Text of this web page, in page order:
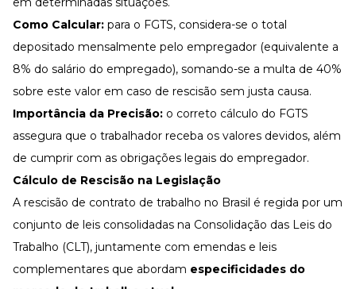
Como Calcular: para o FGTS, considera-se o total
depositado mensalmente pelo empregador (equivalente a
8% do salário do empregado), somando-se a multa de 40%
sobre este valor em caso de rescisão sem justa causa.
Importância da Precisão: o correto cálculo do FGTS
assegura que o trabalhador receba os valores devidos, além
de cumprir com as obrigações legais do empregador.
Cálculo de Rescisão na Legislação
A rescisão de contrato de trabalho no Brasil é regida por um
conjunto de leis consolidadas na Consolidação das Leis do
Trabalho (CLT), juntamente com emendas e leis
complementares que abordam especificidades do